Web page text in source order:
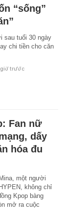
“sống”
sau tuổi 30 ngày
chi tiền cho căn
giờ trước
Fan nữ
dấy
hóa đu
một người
không chỉ
Kpop bàng
mở ra cuộc